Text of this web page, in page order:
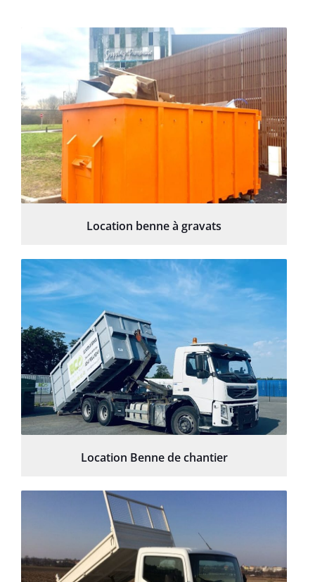
Location benne à gravats
Location Benne de chantier